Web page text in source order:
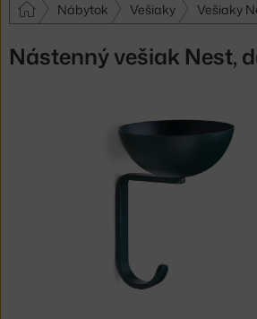
Nábytok Vešiaky Vešiaky
Nástenný vešiak Nest,